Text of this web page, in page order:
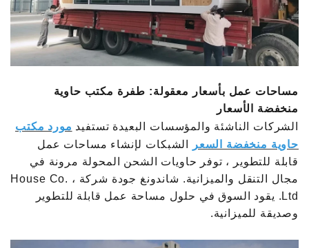
مساحات عمل بأسعار معقولة: طفرة مكتب حاوية
منخفضة الأسعار
الشركات الناشئة والمؤسسات البعيدة تستفيد مورد مكتب
حاوية منخفضة السعر
الشبكات لإنشاء مساحات عمل
قابلة للتطوير ، توفر حاويات الشحن المحولة مرونة في
مجال التنقل والميزانية. شاندونغ جودة شركة House Co. ،
Ltd. يقود السوق في حلول مساحة عمل قابلة للتطوير
وصديقة للميزانية.